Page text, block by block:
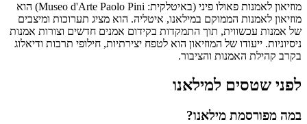
מוזיאון לאמנות פאולו פיני (באיטלקית: Museo d'Arte Paolo Pini) הוא
מוזיאון לאמנות הממוקם במילאנו, איטליה. הוא מציג תערוכות ומיצבים
של אמנות עכשווית, תוך התמקדות בקידום אמנים חדשים וצורות אמנות
ניסיוניות. ייעודו של המוזיאון הוא לטפח יצירתיות, חילופי תרבות ודיאלוג
בקרב קהילת האמנות והציבור.
לפני שטסים למילאנו
במה מפורסמת מילאנו?